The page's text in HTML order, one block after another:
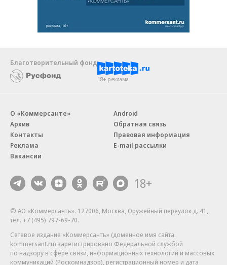
Благотворительный фонд
18+ реклама
О «Коммерсанте»
Архив
Контакты
Реклама
Вакансии
Android
Обратная связь
Правовая информация
E-mail рассылки
18+
© АО «Коммерсантъ». 127006, Москва, Оружейный переулок д. 41,
тел. +7 (495) 797-69-70.
Сетевое издание «Коммерсантъ» (доменное имя сайта:
kommersant.ru) зарегистрировано Федеральной службой
по надзору в сфере связи, информационных технологий и массовых
коммуникаций (Роскомнадзор), регистрационный номер и дата